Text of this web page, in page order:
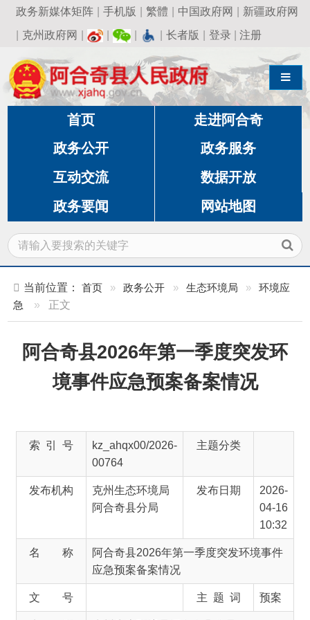
政务新媒体矩阵 | 手机版 繁體 | 中国政府网 | 新疆政府网
克州政府网 | | | 长者版 | 登录|注册
导航切换
首页 走进阿合奇
政务公开 政务服务
互动交流 数据开放
政务要闻 网站地图
急
» 正文
阿合奇县2026年第一季度突发环
境事件应急预案备案情况
kz_ahqx00/2026-
主题分类
发布机构
克州生态环境局
阿合奇县分局
发布日期
2026-
04-16
名 称
阿合奇县2026年第一季度突发环境事件
应急预案备案情况
来 源 克州生态环境局阿合奇县分局